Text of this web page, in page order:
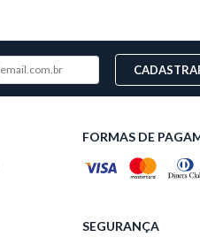
FORMAS DE
SEGURANÇA